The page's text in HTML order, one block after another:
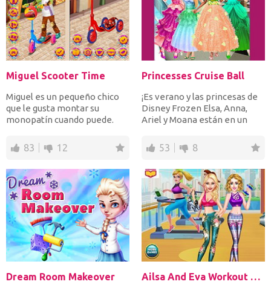
Miguel Scooter Time
Miguel es un pequeño chico
que le gusta montar su
monopatín cuando puede.
83 12
Princesses Cruise Ball
¡Es verano y las princesas de
Disney Frozen Elsa, Anna,
Ariel y Moana están en un
53 8
Dream Room Makeover Ailsa And Eva Workout Buddies